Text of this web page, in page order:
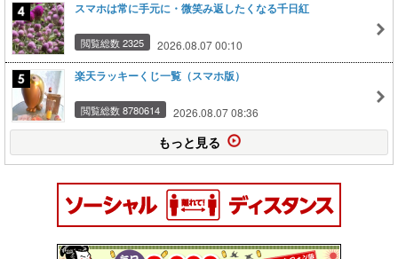
スマホは常に手元に・微笑み返したくなる千日紅
閲覧総数 2325 2026.08.07 00:10
楽天ラッキーくじ一覧（スマホ版）
閲覧総数 8780614 2026.08.07 08:36
もっと見る